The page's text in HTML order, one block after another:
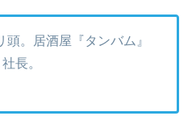
。居酒屋『タンバム』
長。